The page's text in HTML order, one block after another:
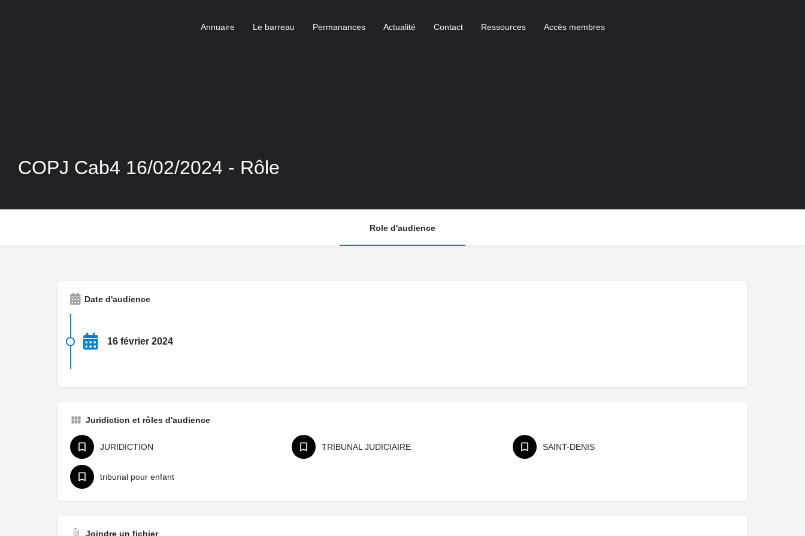
Annuaire Le barreau Permanances Actualité Contact Ressources Accès membres
COPJ Cab4 16/02/2024 - Rôle
Role d'audience
Date d'audience
16 février 2024
Juridiction et rôles d'audience
JURIDICTION TRIBUNAL JUDICIAIRE SAINT-DENIS
tribunal pour enfant
Joindre un fichier